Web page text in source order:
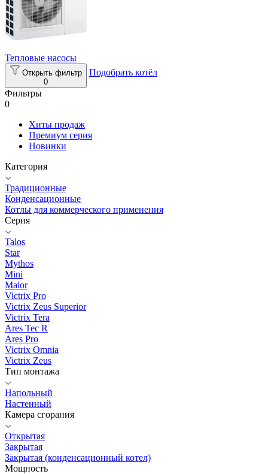
Тепловые насосы
Открыть фильтр
0
Подобрать котёл
Фильтры
0
Хиты продаж
Премиум серия
Новинки
Категория
Традиционные
Конденсационные
Котлы для коммерческого применения
Серия
Talos
Star
Mythos
Mini
Maior
Victrix Pro
Victrix Zeus Superior
Victrix Tera
Ares Tec R
Ares Pro
Victrix Omnia
Victrix Zeus
Тип монтажа
Напольный
Настенный
Камера сгорания
Открытая
Закрытая
Закрытая (конденсационный котел)
Мощность